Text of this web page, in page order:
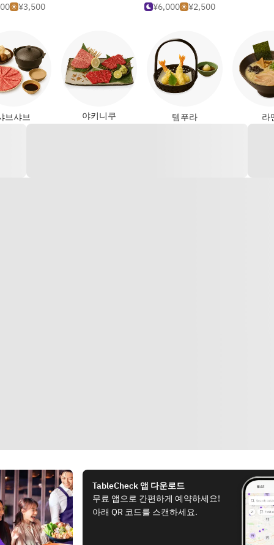
¥3,500
¥6,000
¥2,500
브샤브 야키니쿠 템푸라 라
TableCheck 앱 다운로드
무료 앱으로 간편하게 예약하세요!
아래 QR 코드를 스캔하세요.